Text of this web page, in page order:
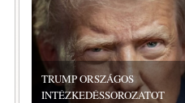
TRUMP ORSZÁGOS
INTÉZKEDÉSSOROZATOT